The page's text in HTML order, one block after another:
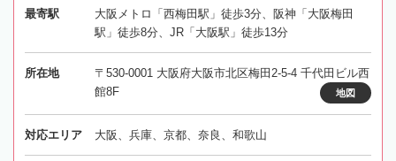
最寄駅
大阪メトロ「西梅田駅」徒歩3分、阪神「大阪梅田
駅」徒歩8分、JR「大阪駅」徒歩13分
所在地
〒530-0001 大阪府大阪市北区梅田2-5-4 千代田ビル西
館8F
地図
対応エリア 大阪、兵庫、京都、奈良、和歌山